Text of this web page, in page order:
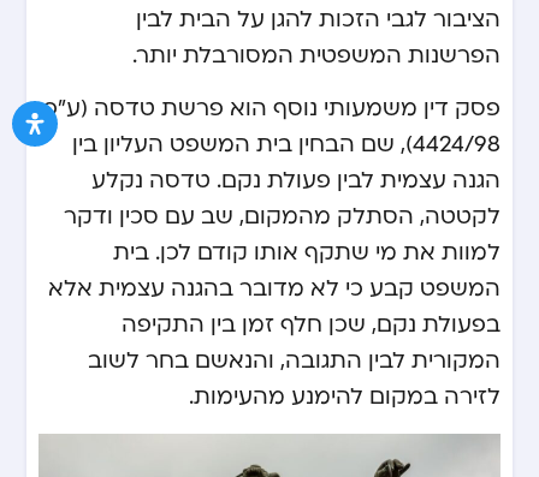
הציבור לגבי הזכות להגן על הבית לבין
הפרשנות המשפטית המסורבלת יותר.
פסק דין משמעותי נוסף הוא פרשת טדסה (ע”פ
4424/98), שם הבחין בית המשפט העליון בין
הגנה עצמית לבין פעולת נקם. טדסה נקלע
לקטטה, הסתלק מהמקום, שב עם סכין ודקר
למוות את מי שתקף אותו קודם לכן. בית
המשפט קבע כי לא מדובר בהגנה עצמית אלא
בפעולת נקם, שכן חלף זמן בין התקיפה
המקורית לבין התגובה, והנאשם בחר לשוב
לזירה במקום להימנע מהעימות.